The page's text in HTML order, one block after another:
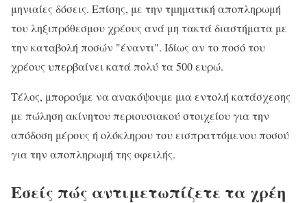
μηνιαίες δόσεις. Επίσης, με την τμηματική αποπληρωμή
του ληξιπρόθεσμου χρέους ανά μη τακτά διαστήματα με
την καταβολή ποσών "έναντι". Ιδίως αν το ποσό του
χρέους υπερβαίνει κατά πολύ τα 500 ευρώ.
Τέλος, μπορούμε να ανακόψουμε μια εντολή κατάσχεσης
με πώληση ακίνητου περιουσιακού στοιχείου για την
απόδοση μέρους ή ολόκληρου του εισπραττόμενου ποσού
για την αποπληρωμή της οφειλής.
Εσείς πώς αντιμετωπίζετε τα χρέη